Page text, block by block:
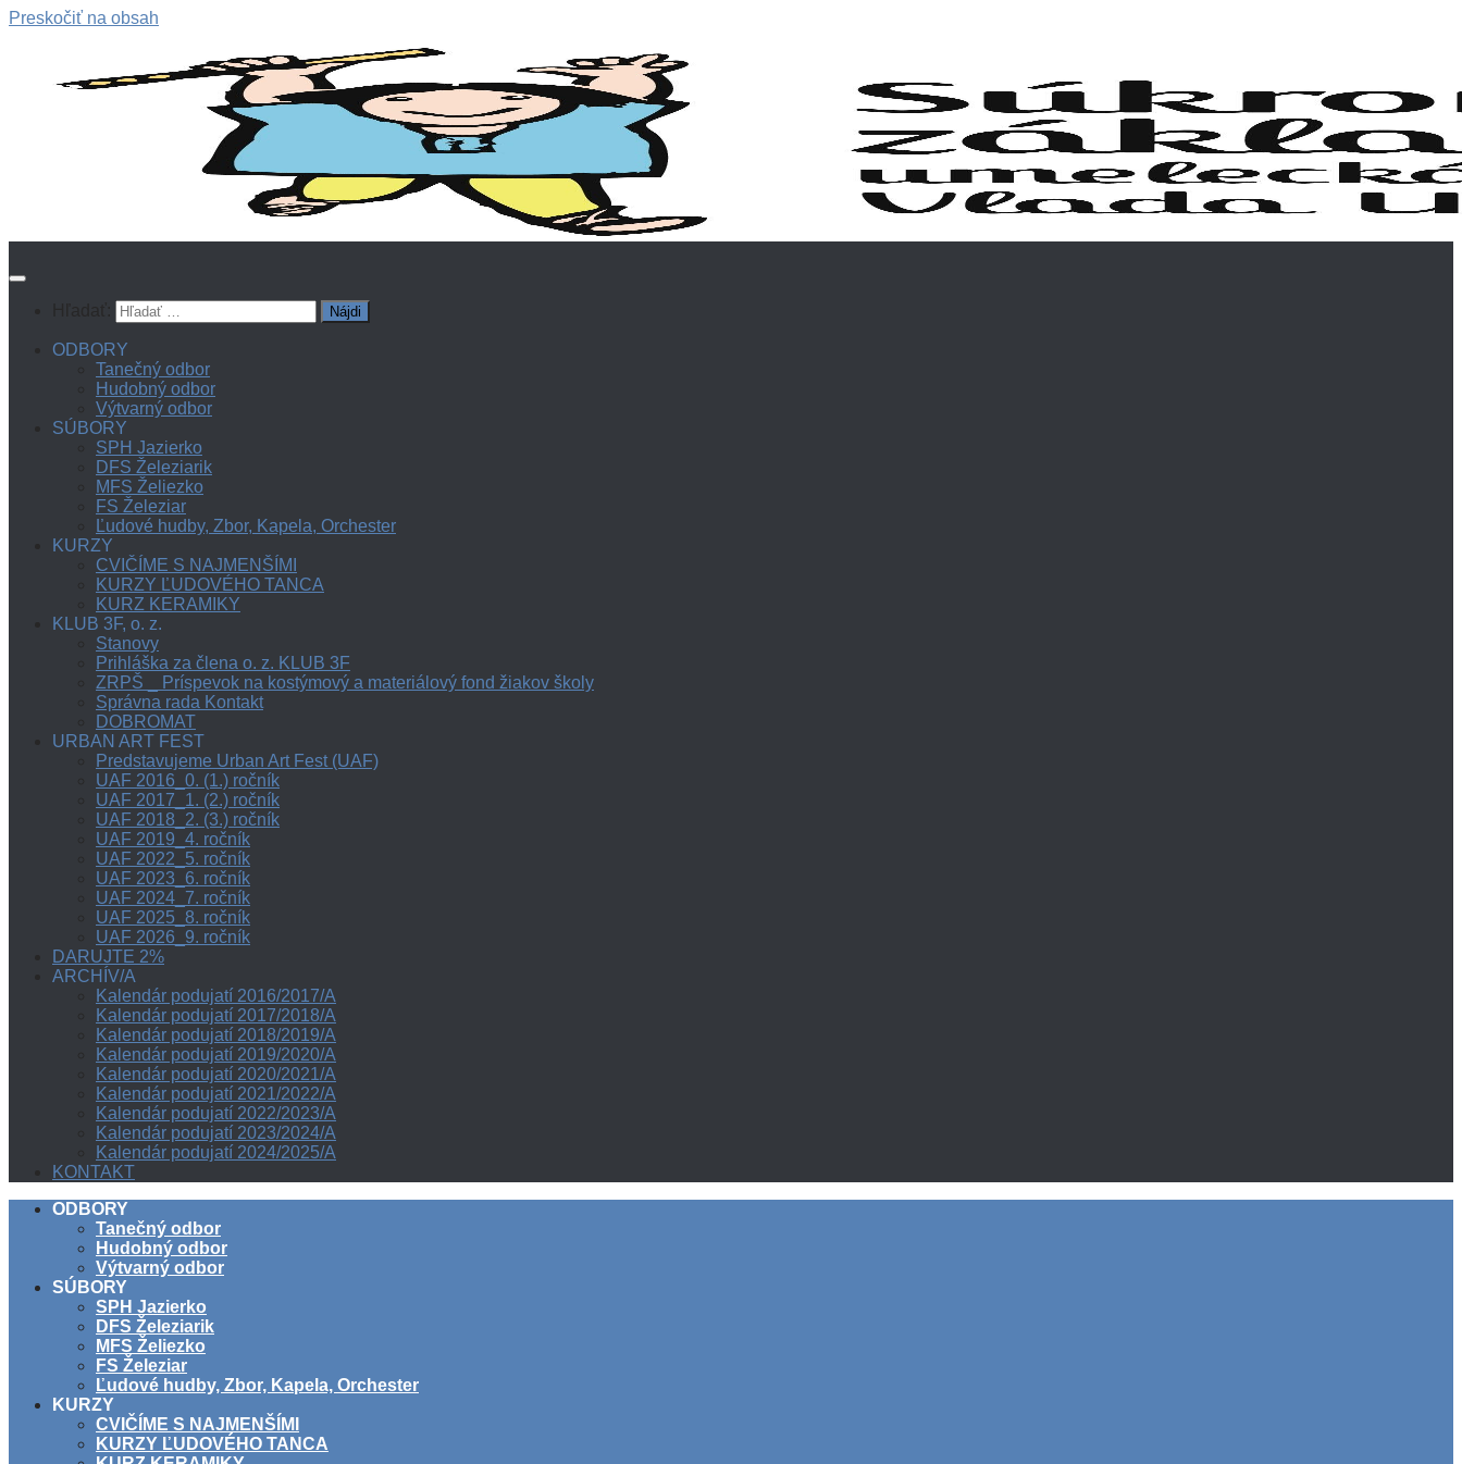
Preskočiť na obsah
ODBORY
Tanečný odbor
Hudobný odbor
Výtvarný odbor
SÚBORY
SPH Jazierko
DFS Železiarik
MFS Želiezko
FS Železiar
Ľudové hudby, Zbor, Kapela, Orchester
KURZY
CVIČÍME S NAJMENŠÍMI
KURZY ĽUDOVÉHO TANCA
KURZ KERAMIKY
KLUB 3F, o. z.
Stanovy
Prihláška za člena o. z. KLUB 3F
ZRPŠ _ Príspevok na kostýmový a materiálový fond žiakov školy
Správna rada Kontakt
DOBROMAT
URBAN ART FEST
Predstavujeme Urban Art Fest (UAF)
UAF 2016_0. (1.) ročník
UAF 2017_1. (2.) ročník
UAF 2018_2. (3.) ročník
UAF 2019_4. ročník
UAF 2022_5. ročník
UAF 2023_6. ročník
UAF 2024_7. ročník
UAF 2025_8. ročník
UAF 2026_9. ročník
DARUJTE 2%
ARCHÍV/A
Kalendár podujatí 2016/2017/A
Kalendár podujatí 2017/2018/A
Kalendár podujatí 2018/2019/A
Kalendár podujatí 2019/2020/A
Kalendár podujatí 2020/2021/A
Kalendár podujatí 2021/2022/A
Kalendár podujatí 2022/2023/A
Kalendár podujatí 2023/2024/A
Kalendár podujatí 2024/2025/A
KONTAKT
ODBORY
Tanečný odbor
Hudobný odbor
Výtvarný odbor
SÚBORY
SPH Jazierko
DFS Železiarik
MFS Želiezko
FS Železiar
Ľudové hudby, Zbor, Kapela, Orchester
KURZY
CVIČÍME S NAJMENŠÍMI
KURZY ĽUDOVÉHO TANCA